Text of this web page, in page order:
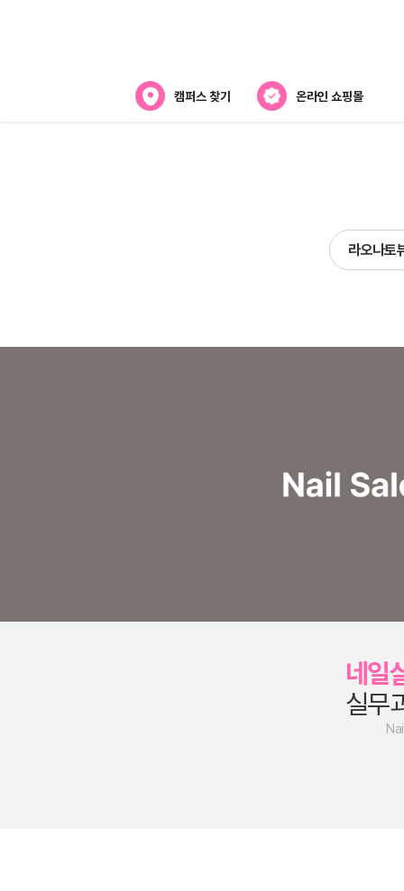
캠퍼스 찾기 온라인 쇼핑몰
제휴협력사
라오나토
네일
실무